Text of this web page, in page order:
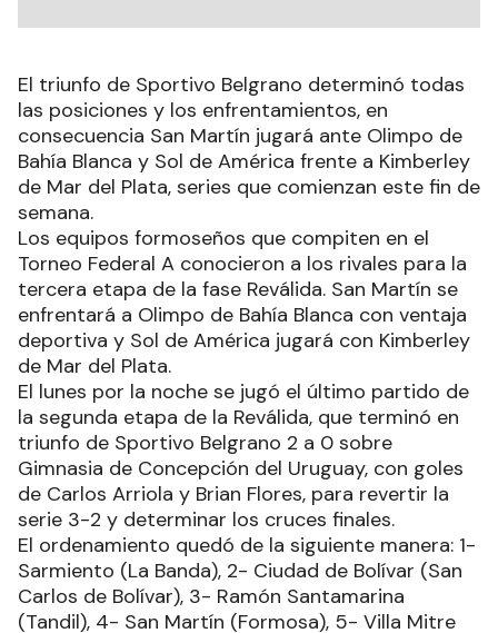
El triunfo de Sportivo Belgrano determinó todas
las posiciones y los enfrentamientos, en
consecuencia San Martín jugará ante Olimpo de
Bahía Blanca y Sol de América frente a Kimberley
de Mar del Plata, series que comienzan este fin de
semana.
Los equipos formoseños que compiten en el
Torneo Federal A conocieron a los rivales para la
tercera etapa de la fase Reválida. San Martín se
enfrentará a Olimpo de Bahía Blanca con ventaja
deportiva y Sol de América jugará con Kimberley
de Mar del Plata.
El lunes por la noche se jugó el último partido de
la segunda etapa de la Reválida, que terminó en
triunfo de Sportivo Belgrano 2 a 0 sobre
Gimnasia de Concepción del Uruguay, con goles
de Carlos Arriola y Brian Flores, para revertir la
serie 3-2 y determinar los cruces finales.
El ordenamiento quedó de la siguiente manera: 1-
Sarmiento (La Banda), 2- Ciudad de Bolívar (San
Carlos de Bolívar), 3- Ramón Santamarina
(Tandil), 4- San Martín (Formosa), 5- Villa Mitre